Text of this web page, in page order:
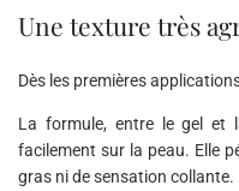
Une texture très
Dès les premières
La formule, entre le gel et
facilement sur la peau. Elle
gras ni de sensation collante.